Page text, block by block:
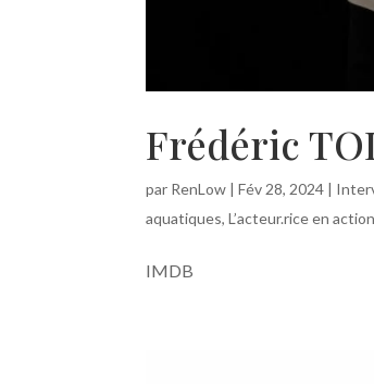
Frédéric
par RenLow |Fév 28, 2024
aquatiques,L’acteur.rice en
IMDB